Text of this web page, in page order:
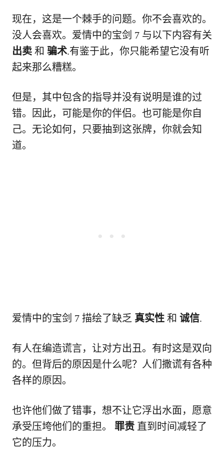
现在，这是一个棘手的问题。你不会喜欢的。
没人会喜欢。爱情中的宝剑 7 与以下内容有关
出卖 和 骗术.有鉴于此，你只能希望它没有听
起来那么糟糕。
但是，其中包含的指导并没有说明是谁的过
错。因此，可能是你的伴侣。也可能是你自
己。无论如何，只要抽到这张牌，你就会知
道。
爱情中的宝剑 7 描绘了缺乏 真实性 和 诚信.
有人在编造谎言，让对方出丑。有时这是双向
的。但背后的原因是什么呢？人们撒谎有各种
各样的原因。
也许他们做了错事，想不让它浮出水面，愿意
承受压垮他们的重担。 罪责 直到时间减轻了
它的压力。